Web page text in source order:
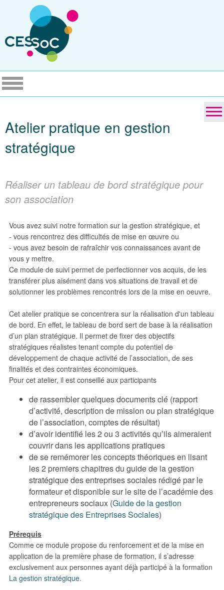
Atelier pratique en gestion
stratégique
Réaliser un tableau de bord stratégique pour
son association
Vous avez suivi notre formation sur la gestion stratégique, et
- vous rencontrez des difficultés de mise en œuvre ou
- vous avez besoin de rafraîchir vos connaissances avant de
vous y mettre.
Ce module de suivi permet de perfectionner vos acquis, de les
transférer plus aisément dans vos situations de travail et de
solutionner les problèmes rencontrés lors de la mise en oeuvre.
Cet atelier pratique se concentrera sur la réalisation d'un tableau
de bord. En effet, le tableau de bord sert de base à la réalisation
d’un plan stratégique. Il permet de fixer des objectifs
stratégiques réalistes tenant compte du potentiel de
développement de chaque activité de l’association, de ses
finalités et des contraintes économiques.
Pour cet atelier, il est conseillé aux participants
de rassembler quelques documents clé (rapport
d’activité, description de mission ou plan stratégique
de l’association, comptes de résultat)
d’avoir identifié les 2 ou 3 activités qu’ils aimeraient
couvrir dans les applications pratiques
de se remémorer les concepts théoriques en lisant
les 2 premiers chapitres du guide de la gestion
stratégique des entreprises sociales rédigé par le
formateur et disponible sur le site de l’académie des
entrepreneurs sociaux (Guide de la gestion
stratégique des Entreprises Sociales)
Prérequis
Comme ce module propose du renforcement et de la mise en
application de la première phase de formation, il s’adresse
exclusivement aux personnes ayant déjà participé à la formation
La gestion stratégique.